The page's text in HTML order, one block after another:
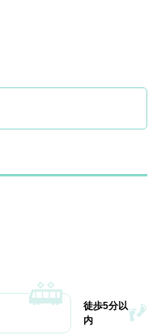
徒歩5分以
内